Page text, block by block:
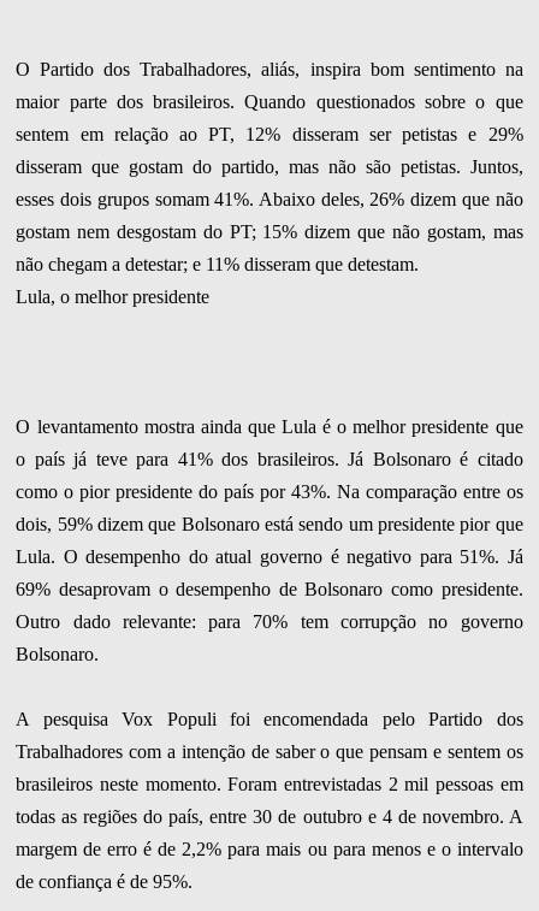
O Partido dos Trabalhadores, aliás, inspira bom sentimento na
maior parte dos brasileiros. Quando questionados sobre o que
sentem em relação ao PT, 12% disseram ser petistas e 29%
disseram que gostam do partido, mas não são petistas. Juntos,
esses dois grupos somam 41%. Abaixo deles, 26% dizem que não
gostam nem desgostam do PT; 15% dizem que não gostam, mas
não chegam a detestar; e 11% disseram que detestam.
Lula, o melhor presidente
O levantamento mostra ainda que Lula é o melhor presidente que
o país já teve para 41% dos brasileiros. Já Bolsonaro é citado
como o pior presidente do país por 43%. Na comparação entre os
dois, 59% dizem que Bolsonaro está sendo um presidente pior que
Lula. O desempenho do atual governo é negativo para 51%. Já
69% desaprovam o desempenho de Bolsonaro como presidente.
Outro dado relevante: para 70% tem corrupção no governo
Bolsonaro.
A pesquisa Vox Populi foi encomendada pelo Partido dos
Trabalhadores com a intenção de saber o que pensam e sentem os
brasileiros neste momento. Foram entrevistadas 2 mil pessoas em
todas as regiões do país, entre 30 de outubro e 4 de novembro. A
margem de erro é de 2,2% para mais ou para menos e o intervalo
de confiança é de 95%.